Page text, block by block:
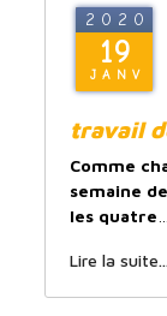
2020
19
JANV
travail
Comme
semaine
les quatre
Lire la suite...